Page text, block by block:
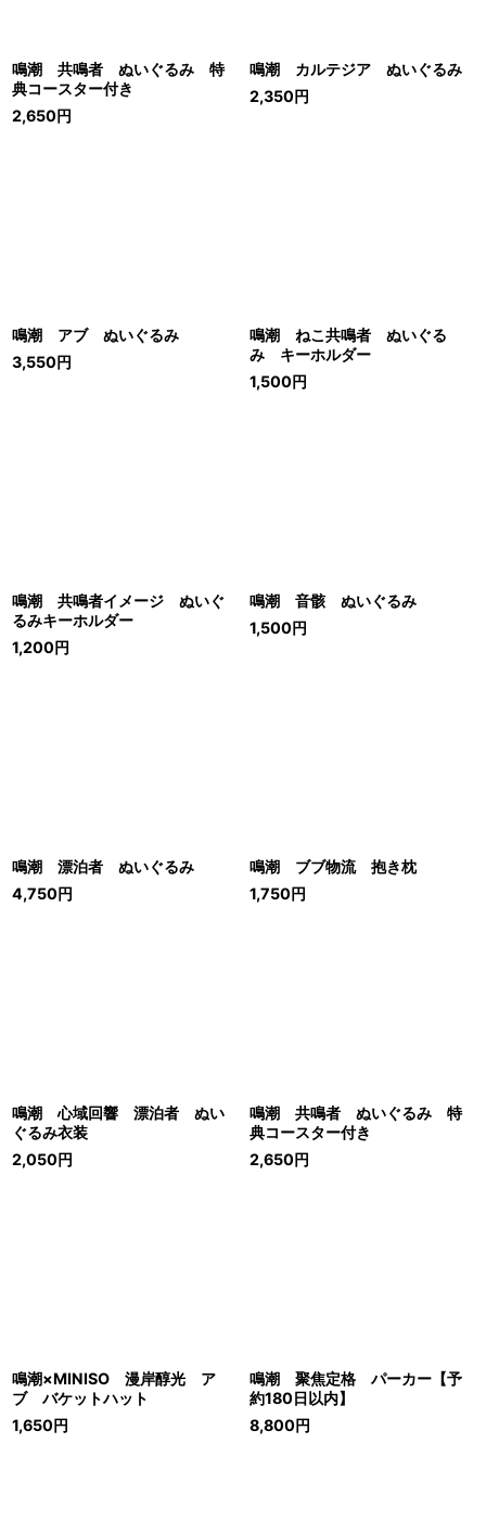
鳴潮 共鳴者 ぬいぐるみ 特
典コースター付き
2,650円
鳴潮 カルテジア ぬいぐるみ
2,350円
鳴潮 アブ ぬいぐるみ
3,550円
鳴潮 ねこ共鳴者 ぬいぐる
み キーホルダー
1,500円
鳴潮 共鳴者イメージ ぬいぐ
るみキーホルダー
1,200円
鳴潮 音骸 ぬいぐるみ
1,500円
鳴潮 漂泊者 ぬいぐるみ
4,750円
鳴潮 ブブ物流 抱き枕
1,750円
鳴潮 心域回響 漂泊者 ぬい
ぐるみ衣装
2,050円
鳴潮 共鳴者 ぬいぐるみ 特
典コースター付き
2,650円
鳴潮×MINISO 漫岸醇光 ア
ブ バケットハット
1,650円
鳴潮 聚焦定格 パーカー【予
約180日以内】
8,800円